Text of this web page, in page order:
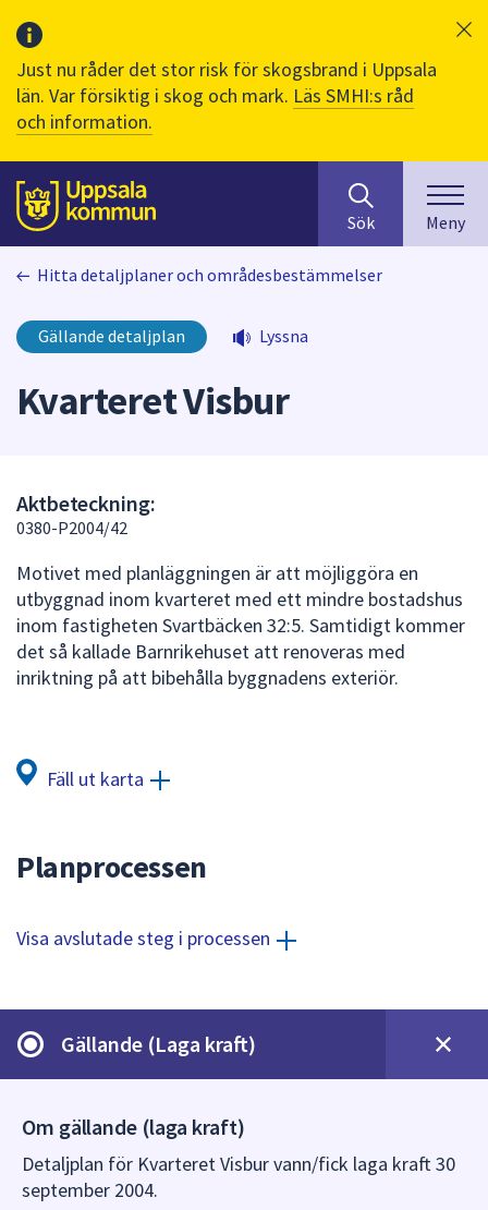
Just nu råder det stor risk för skogsbrand i Uppsala
län. Var försiktig i skog och mark. Läs SMHI:s råd
och information.
Till sidans
huvudinnehåll
efter
innehåll
på
webbplatsen.
under
fältet.
Använd
piltangenterna
för
Sök Meny
Hitta detaljplaner och områdesbestämmelser
Gällande detaljplan Lyssna
Kvarteret Visbur
Aktbeteckning:
0380-P2004/42
Motivet med planläggningen är att möjliggöra en
utbyggnad inom kvarteret med ett mindre bostadshus
inom fastigheten Svartbäcken 32:5. Samtidigt kommer
det så kallade Barnrikehuset att renoveras med
inriktning på att bibehålla byggnadens exteriör.
Fäll ut karta
Planprocessen
Visa avslutade steg i processen
Gällande (Laga kraft)
Om gällande (laga kraft)
Detaljplan för Kvarteret Visbur vann/fick laga kraft 30
september 2004.